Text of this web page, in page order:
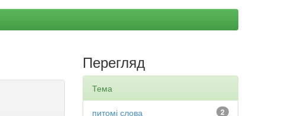
Перегляд
Тема
2
питомі слова